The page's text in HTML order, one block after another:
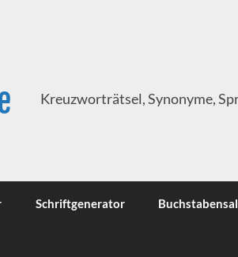
Kreuzworträtsel, Synonyme,
Schriftgenerator